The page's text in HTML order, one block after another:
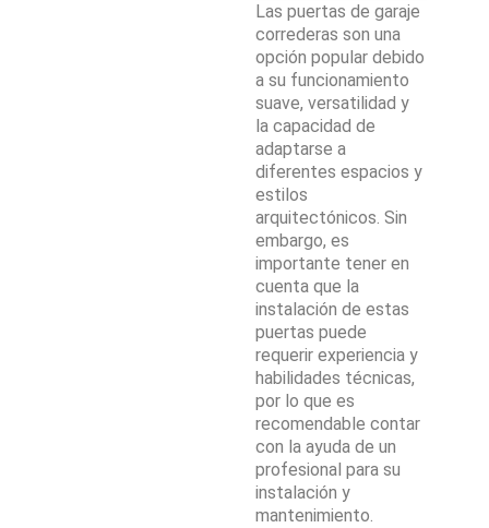
Las puertas de garaje
correderas son una
opción popular debido
a su funcionamiento
suave, versatilidad y
la capacidad de
adaptarse a
diferentes espacios y
estilos
arquitectónicos. Sin
embargo, es
importante tener en
cuenta que la
instalación de estas
puertas puede
requerir experiencia y
habilidades técnicas,
por lo que es
recomendable contar
con la ayuda de un
profesional para su
instalación y
mantenimiento.